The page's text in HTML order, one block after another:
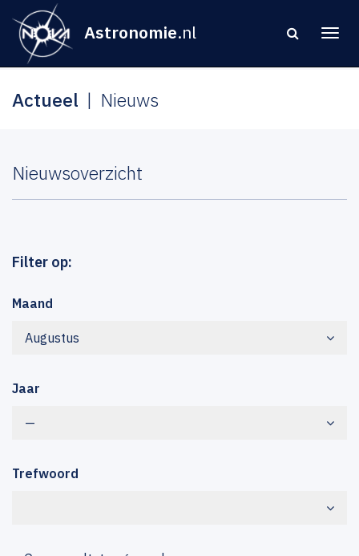
Astronomie.nl
Actueel Nieuws
Nieuwsoverzicht
Filter op:
Maand
Augustus
Jaar
—
Trefwoord